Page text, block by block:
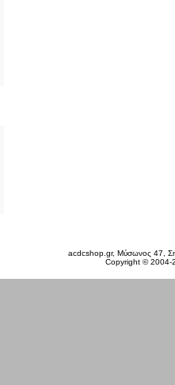
acdcshop.gr, Μύσωνος 47,
Copyright ©